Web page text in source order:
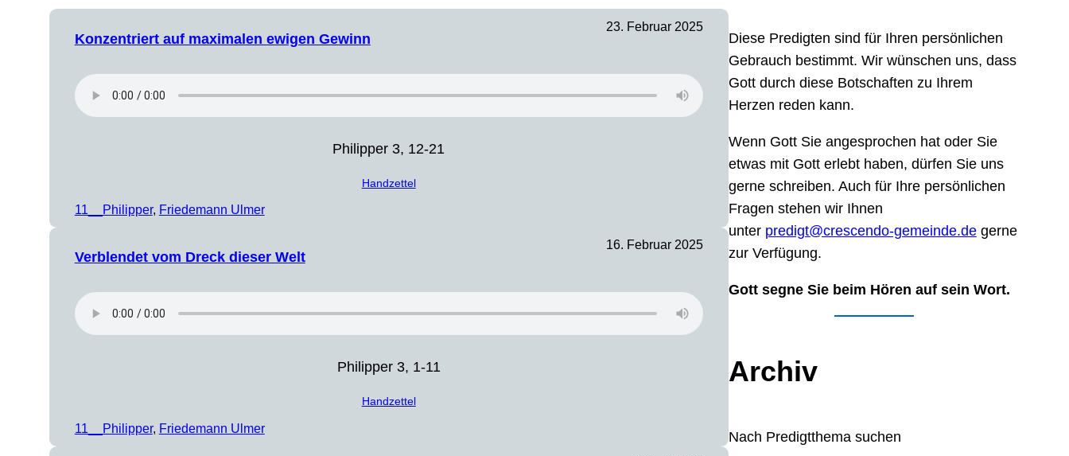
Konzentriert auf maximalen ewigen Gewinn
23. Februar 2025
Philipper 3, 12-21
Handzettel
11__Philipper, Friedemann Ulmer
Verblendet vom Dreck dieser Welt
16. Februar 2025
Philipper 3, 1-11
Handzettel
11__Philipper, Friedemann Ulmer
Diese Predigten sind für Ihren persönlichen
Gebrauch bestimmt. Wir wünschen uns, dass
Gott durch diese Botschaften zu Ihrem
Herzen reden kann.
Wenn Gott Sie angesprochen hat oder Sie
etwas mit Gott erlebt haben, dürfen Sie uns
gerne schreiben. Auch für Ihre persönlichen
Fragen stehen wir Ihnen
unter predigt@crescendo-gemeinde.degerne
zur Verfügung.
Gott segne Sie beim Hören auf sein Wort.
Archiv
Nach Predigtthema suchen